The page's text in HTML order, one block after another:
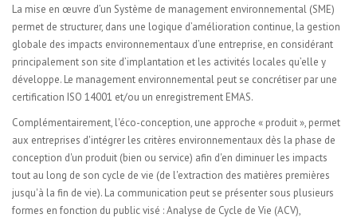
La mise en œuvre d’un Système de management environnemental (SME)
permet de structurer, dans une logique d’amélioration continue, la gestion
globale des impacts environnementaux d’une entreprise, en considérant
principalement son site d’implantation et les activités locales qu’elle y
développe. Le management environnemental peut se concrétiser par une
certification ISO 14001 et/ou un enregistrement EMAS.
Complémentairement, l'éco-conception, une approche « produit », permet
aux entreprises d'intégrer les critères environnementaux dès la phase de
conception d'un produit (bien ou service) afin d'en diminuer les impacts
tout au long de son cycle de vie (de l'extraction des matières premières
jusqu'à la fin de vie). La communication peut se présenter sous plusieurs
formes en fonction du public visé : Analyse de Cycle de Vie (ACV),